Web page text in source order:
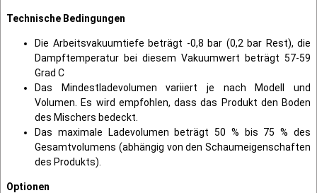
Technische Bedingungen
Die Arbeitsvakuumtiefe beträgt -0,8 bar (0,2 bar Rest), die
Dampftemperatur bei diesem Vakuumwert beträgt 57-59
Grad C
Das Mindestladevolumen variiert je nach Modell und
Volumen. Es wird empfohlen, dass das Produkt den Boden
des Mischers bedeckt.
Das maximale Ladevolumen beträgt 50 % bis 75 % des
Gesamtvolumens (abhängig von den Schaumeigenschaften
des Produkts).
Optionen